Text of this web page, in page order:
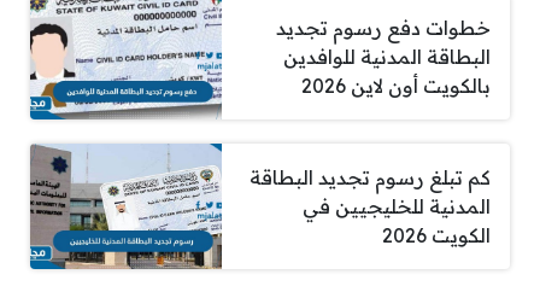
خطوات دفع رسوم تجديد
البطاقة المدنية للوافدين
بالكويت أون لاين 2026
كم تبلغ رسوم تجديد البطاقة
المدنية للخليجيين في
الكويت 2026